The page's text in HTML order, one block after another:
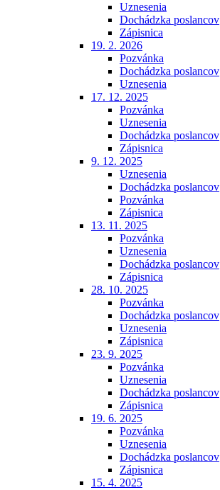
Uznesenia
Dochádzka poslancov
Zápisnica
19. 2. 2026
Pozvánka
Dochádzka poslancov
Uznesenia
17. 12. 2025
Pozvánka
Uznesenia
Dochádzka poslancov
Zápisnica
9. 12. 2025
Uznesenia
Dochádzka poslancov
Pozvánka
Zápisnica
13. 11. 2025
Pozvánka
Uznesenia
Dochádzka poslancov
Zápisnica
28. 10. 2025
Pozvánka
Dochádzka poslancov
Uznesenia
Zápisnica
23. 9. 2025
Pozvánka
Uznesenia
Dochádzka poslancov
Zápisnica
19. 6. 2025
Pozvánka
Uznesenia
Dochádzka poslancov
Zápisnica
15. 4. 2025